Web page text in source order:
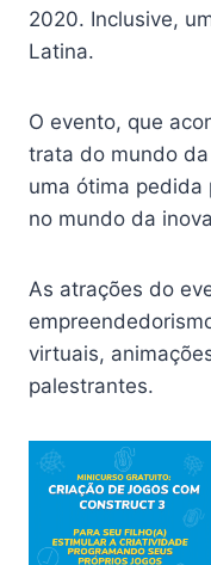
2020. Inclusive,
Latina.
O evento, que
trata do mundo
uma ótima pedida
no mundo da
As atrações do
virtuais,
palestrantes.